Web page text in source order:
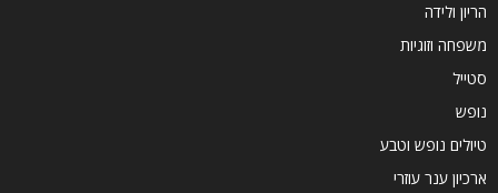
הריון ולידה
משפחה וזוגיות
סטייל
נופש
טיולים נופש וטבע
ארכיון ענר עוזרי